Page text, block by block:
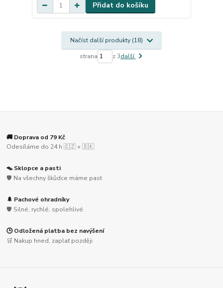
Přidat do košíku
Načíst další produkty (18)
strana z 3další
🚚 Doprava od 79 Kč
Odesíláme do 24 h 🇨🇿 + 🇸🇰
🪤 Sklopce a pasti
🛡️ Na všechny škůdce máme past
🌲 Pachové ohradníky
🛡️ Silné, rychlé, spolehlivé.
🕒 Odložená platba bez navýšení
🛒 Nakup hned, zaplať později